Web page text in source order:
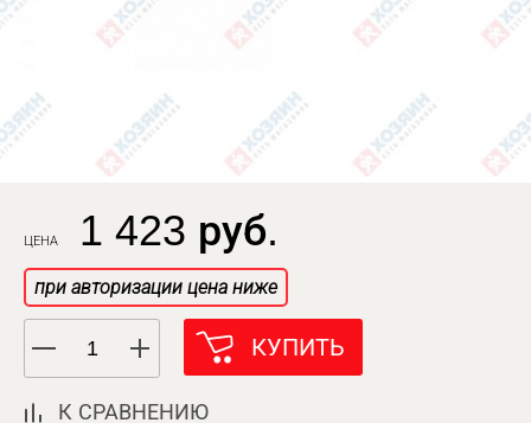
ЦЕНА 1 423 руб.
при авторизации цена ниже
КУПИТЬ
К СРАВНЕНИЮ